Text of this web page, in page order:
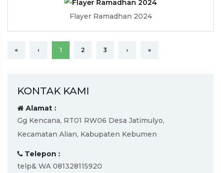
Flayer Ramadhan 2024
« ‹ 1 2 3 › »
KONTAK KAMI
Alamat :
Gg Kencana, RT01 RW06 Desa Jatimulyo,
Kecamatan Alian, Kabupaten Kebumen
Telepon :
telp& WA 081328115920